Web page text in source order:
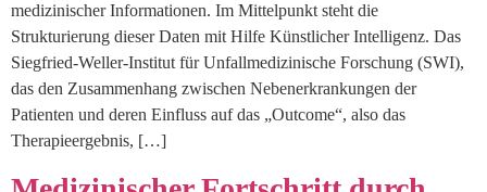
medizinischer Informationen. Im Mittelpunkt steht die
Strukturierung dieser Daten mit Hilfe Künstlicher Intelligenz. Das
Siegfried-Weller-Institut für Unfallmedizinische Forschung (SWI),
das den Zusammenhang zwischen Nebenerkrankungen der
Patienten und deren Einfluss auf das „Outcome“, also das
Therapieergebnis, […]